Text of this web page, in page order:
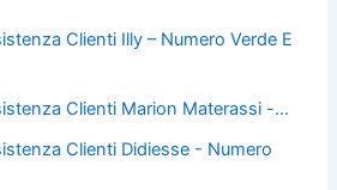
ai n
vi
di
Clienti Illy – Numero Verde E
Clienti Marion Materassi -…
Clienti Didiesse - Numero